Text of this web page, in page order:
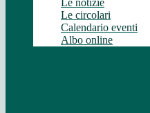
Le notizie
Le circolari
Calendario eventi
Albo online